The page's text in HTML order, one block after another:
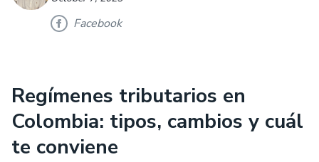
Facebook
Regímenes tributarios en
Colombia: tipos, cambios y cuál
te conviene